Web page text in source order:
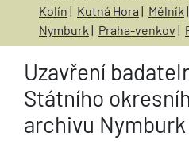
Kolín | Kutná Hora | Mělník |
Nymburk | Praha-venkov |
Uzavření
Státního
archivu Nymburk